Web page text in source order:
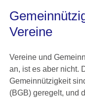
Vereine
Vereine und
an, ist es aber nicht.
Gemeinnützigkeit
(BGB) geregelt, und